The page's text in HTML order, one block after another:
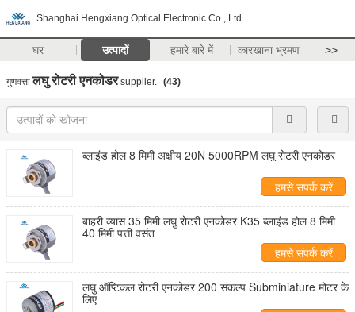
Shanghai Hengxiang Optical Electronic Co., Ltd.
घर उत्पादों हमारे बारे में कारखाना भ्रमण >>
गुणवत्ता लघु रोटरी एनकोडरsupplier. (43)
ब्लाइंड होल 8 मिमी अक्षीय 20N 5000RPM लघु रोटरी एनकोडर
हमसे संपर्क करें
बाहरी व्यास 35 मिमी लघु रोटरी एनकोडर K35 ब्लाइंड होल 8 मिमी
40 मिमी पत्ती वसंत
हमसे संपर्क करें
लघु ऑप्टिकल रोटरी एनकोडर 200 संकल्प Subminiature मोटर के
लिए